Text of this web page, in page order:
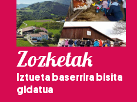
Zozketak
Iztueta baserrira bisita
gidatua